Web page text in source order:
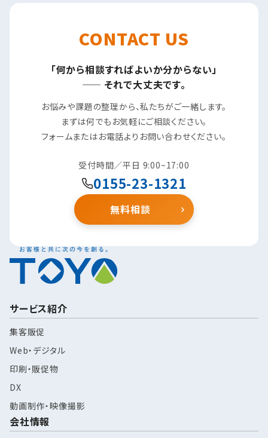
サービス紹介
集客販促
Web・デジタル
印刷・販促物
DX
動画制作・映像撮影
会社情報
CONTACT US
「何から相談すればよいか分からない」
—— それで大丈夫です。
お悩みや課題の整理から、私たちがご一緒します。
まずは何でもお気軽にご相談ください。
フォームまたはお電話よりお問い合わせください。
受付時間／平日 9:00~17:00
0155-23-1321
無料相談